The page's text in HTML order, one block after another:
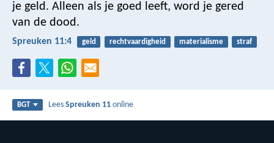
je geld. Alleen als je goed leeft, word je gered
van de dood.
Spreuken 11:4 geld rechtvaardigheid materialisme straf
BGT LeesSpreuken 11 online